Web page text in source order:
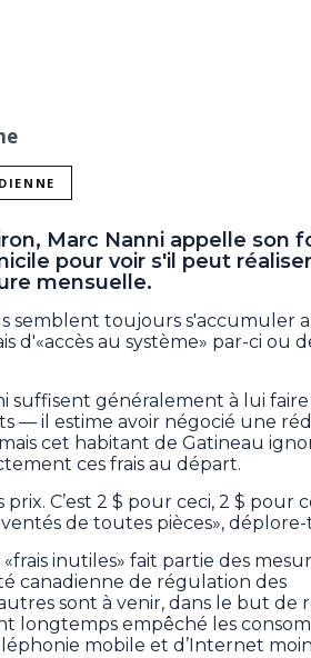
Marc Nanni appelle son
pour voir s'il peut
mensuelle.
semblent toujours s'accumuler
d'«accès au système» par-ci ou
suffisent généralement à lui
— il estime avoir négocié une
cet habitant de Gatineau
ces frais au départ.
C’est 2 $ pour ceci, 2 $ pour
de toutes pièces», déplore-
inutiles» fait partie des
canadienne de régulation des
sont à venir, dans le but de
longtemps empêché les
mobile et d’Internet